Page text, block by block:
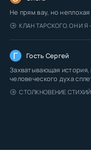
Не прям вау, но
КЛАН ТАРСКОГО. ОН И Я
Г Гость Сергей
Захватывающая
человеческого духа
СТОЛКНОВЕНИЕ